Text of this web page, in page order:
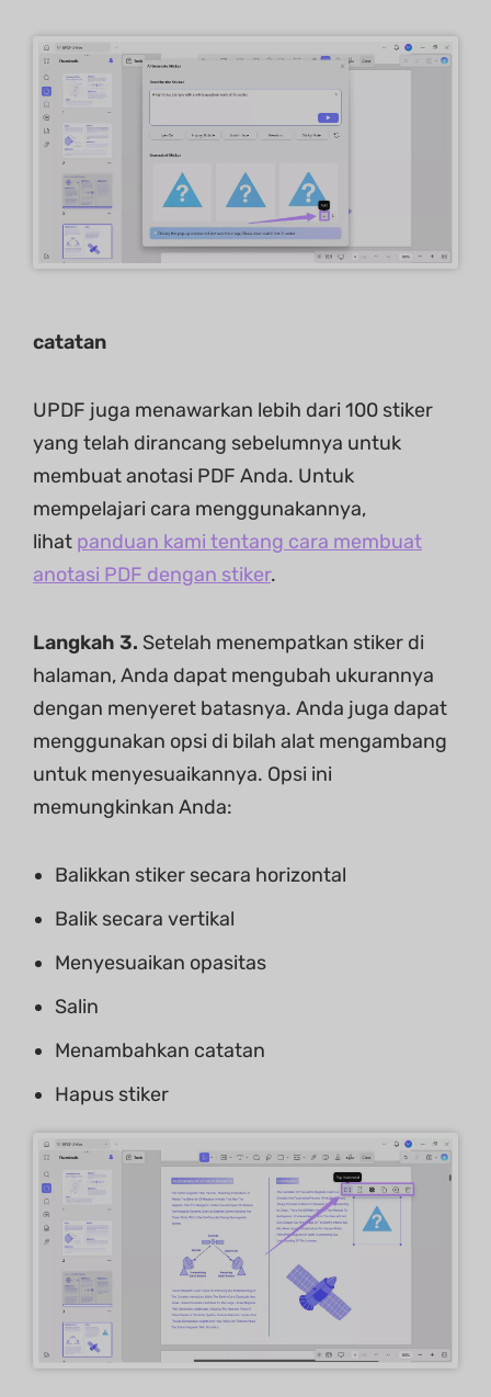
catatan
UPDF juga menawarkan lebih dari 100 stiker
yang telah dirancang sebelumnya untuk
membuat anotasi PDF Anda. Untuk
mempelajari cara menggunakannya,
lihat panduan kami tentang cara membuat
anotasi PDF dengan stiker.
Langkah 3. Setelah menempatkan stiker di
halaman, Anda dapat mengubah ukurannya
dengan menyeret batasnya. Anda juga dapat
menggunakan opsi di bilah alat mengambang
untuk menyesuaikannya. Opsi ini
memungkinkan Anda:
Balikkan stiker secara horizontal
Balik secara vertikal
Menyesuaikan opasitas
Salin
Menambahkan catatan
Hapus stiker